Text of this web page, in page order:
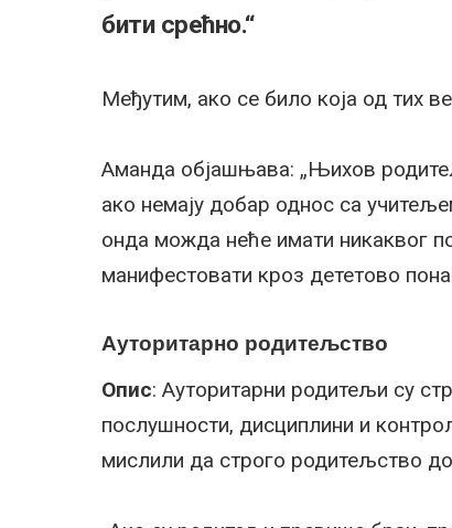
бити срећно.“
Међутим, ако се било која од тих
Аманда објашњава: „Њихов
ако немају добар однос са
онда можда неће имати никаквог
манифестовати кроз дететово
Ауторитарно родитељство
Опис: Ауторитарни родитељи су
послушности, дисциплини и
мислили да строго родитељство